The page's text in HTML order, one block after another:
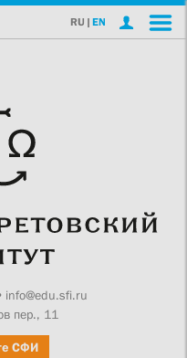
RU | EN
info@edu.sfi.ru
пер., 11
СФИ